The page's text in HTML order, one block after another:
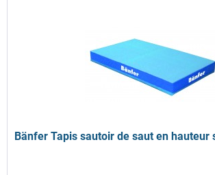
Bänfer Tapis sautoir de saut en hauteur